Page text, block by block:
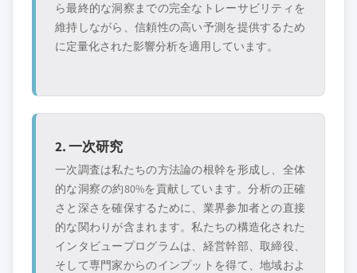
ら最終的な洞察までの完全なトレーサビリティを
維持しながら、信頼性の高い予測を提供するため
に定量化された影響分析を適用しています。
2. 一次研究
一次調査は私たちの方法論の根幹を形成し、全体
的な洞察の約80%を貢献しています。分析の正確
さと深さを確保するために、業界参加者との直接
的な関わりが含まれます。私たちの構造化された
インタビュープログラムは、経営幹部、取締役、
そして専門家からのインプットを得て、地域およ